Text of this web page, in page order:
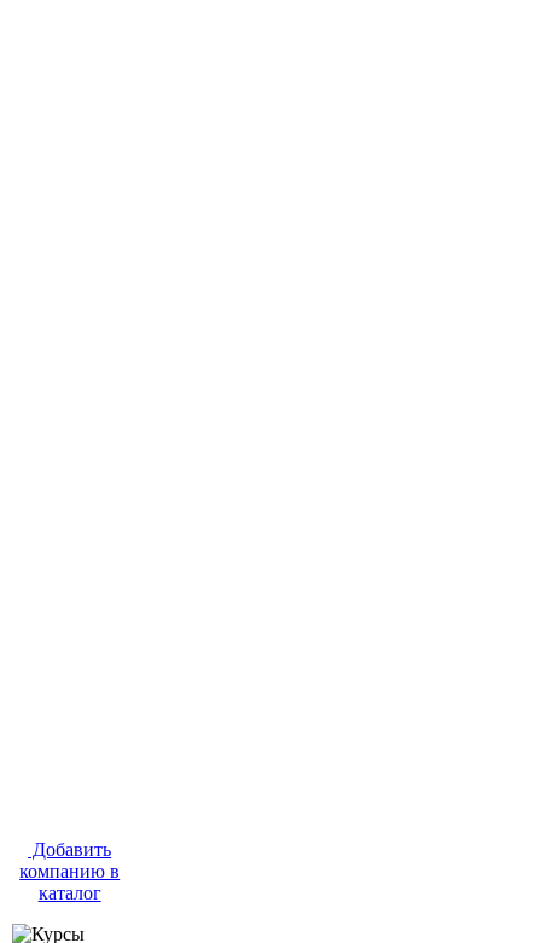
Добавить
компанию в
каталог